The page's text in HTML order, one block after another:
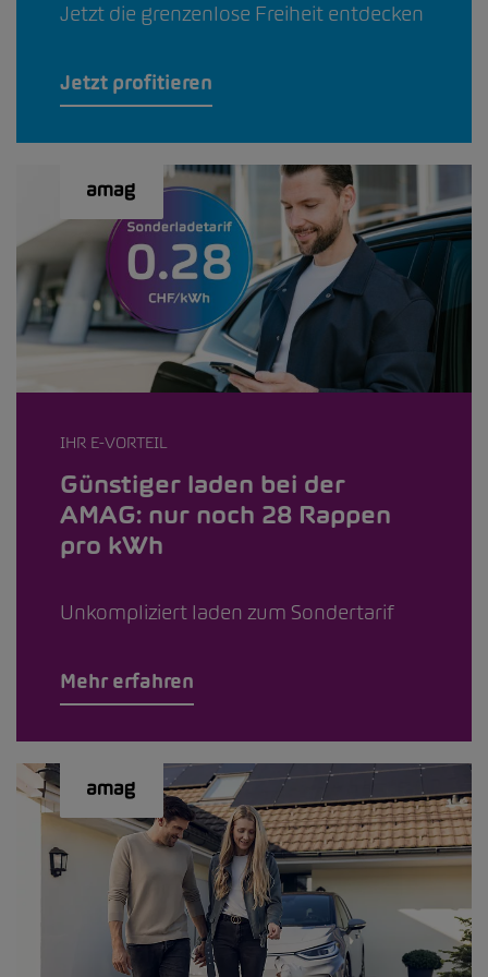
Jetzt die grenzenlose Freiheit entdecken
Jetzt profitieren
IHR E-VORTEIL
Günstiger laden bei der
AMAG: nur noch 28 Rappen
pro kWh
Unkompliziert laden zum Sondertarif
Mehr erfahren